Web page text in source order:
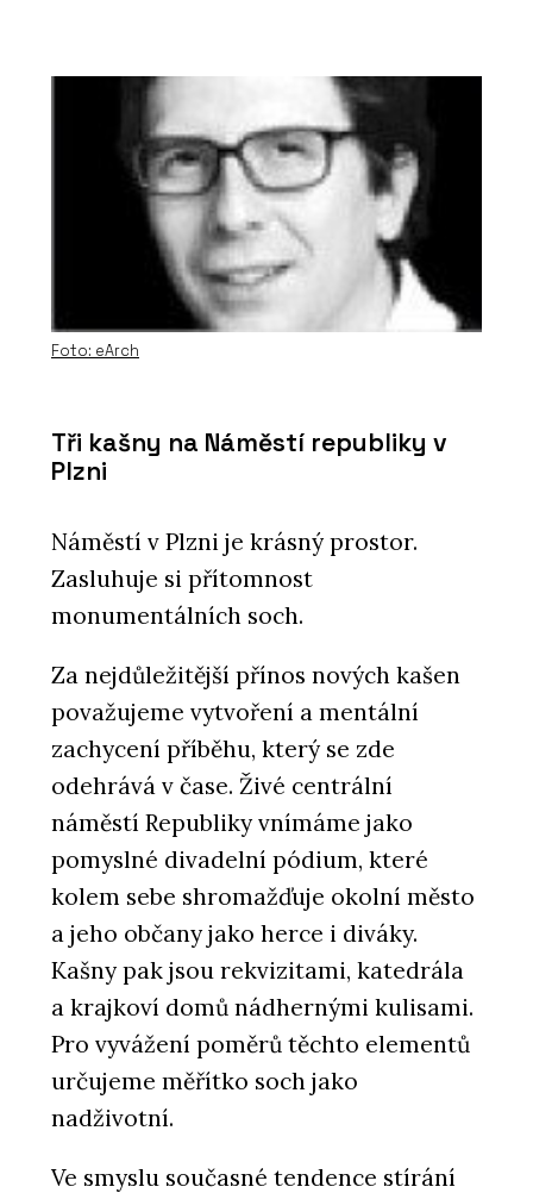
Foto: eArch
Tři kašny na Náměstí republiky v
Plzni
Náměstí v Plzni je krásný prostor.
Zasluhuje si přítomnost
monumentálních soch.
Za nejdůležitější přínos nových kašen
považujeme vytvoření a mentální
zachycení příběhu, který se zde
odehrává v čase. Živé centrální
náměstí Republiky vnímáme jako
pomyslné divadelní pódium, které
kolem sebe shromažďuje okolní město
a jeho občany jako herce i diváky.
Kašny pak jsou rekvizitami, katedrála
a krajkoví domů nádhernými kulisami.
Pro vyvážení poměrů těchto elementů
určujeme měřítko soch jako
nadživotní.
Ve smyslu současné tendence stírání